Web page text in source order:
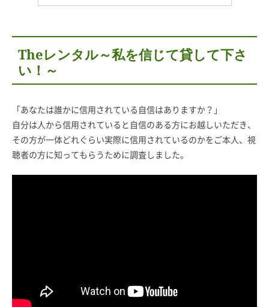
Theレンタル～私を信じて貸して下さ
い！～
「あなたは誰かに信用されている自信はありますか？」
自分は人から信用されていると自信のある方にお越しいただき、
その方が一体どれぐらい実際に信用されているのかをご本人、視
聴者の方に知ってもらうために調査しました。